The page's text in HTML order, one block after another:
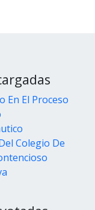
En El Proceso
Colegio De